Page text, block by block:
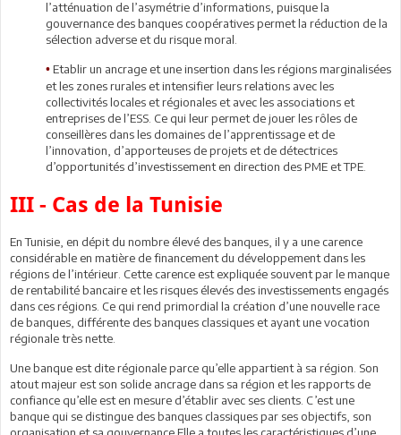
l’atténuation de l’asymétrie d’informations, puisque la
gouvernance des banques coopératives permet la réduction de la
sélection adverse et du risque moral.
• Etablir un ancrage et une insertion dans les régions marginalisées
et les zones rurales et intensifier leurs relations avec les
collectivités locales et régionales et avec les associations et
entreprises de l’ESS. Ce qui leur permet de jouer les rôles de
conseillères dans les domaines de l’apprentissage et de
l’innovation, d’apporteuses de projets et de détectrices
d’opportunités d’investissement en direction des PME et TPE.
III - Cas de la Tunisie
En Tunisie, en dépit du nombre élevé des banques, il y a une carence
considérable en matière de financement du développement dans les
régions de l’intérieur. Cette carence est expliquée souvent par le manque
de rentabilité bancaire et les risques élevés des investissements engagés
dans ces régions. Ce qui rend primordial la création d’une nouvelle race
de banques, différente des banques classiques et ayant une vocation
régionale très nette.
Une banque est dite régionale parce qu’elle appartient à sa région. Son
atout majeur est son solide ancrage dans sa région et les rapports de
confiance qu’elle est en mesure d’établir avec ses clients. C’est une
banque qui se distingue des banques classiques par ses objectifs, son